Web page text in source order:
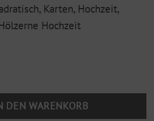
Karten, Hochzeit,
Hochzeit
mm " Hölzernen Hochzeit"- 5
DEN WARENKORB